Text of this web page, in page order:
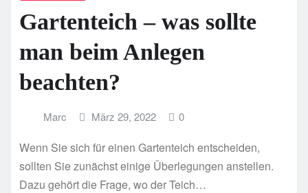
Gartenteich – was sollte
man beim Anlegen
beachten?
Marc März 29, 2022 0
Wenn Sie sich für einen Gartenteich entscheiden,
sollten Sie zunächst einige Überlegungen anstellen.
Dazu gehört die Frage, wo der Teich…